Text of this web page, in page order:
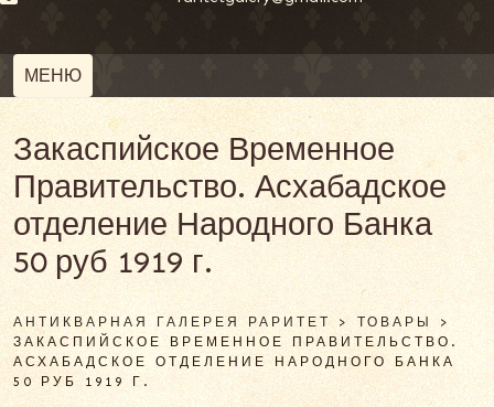
МЕНЮ
Закаспийское Временное
Правительство. Асхабадское
отделение Народного Банка
50 руб 1919 г.
АНТИКВАРНАЯ ГАЛЕРЕЯ РАРИТЕТ >ТОВАРЫ>
ЗАКАСПИЙСКОЕ ВРЕМЕННОЕ ПРАВИТЕЛЬСТВО.
АСХАБАДСКОЕ ОТДЕЛЕНИЕ НАРОДНОГО БАНКА
50 РУБ 1919 Г.